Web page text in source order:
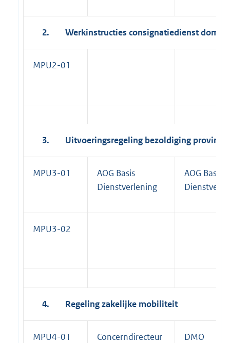
2. Werkinstructies consignatiedienst
MPU2-01
3. Uitvoeringsregeling bezoldiging
MPU3-01
AOG Basis
Dienstverlening
AOG Basis
MPU3-02
4. Regeling zakelijke mobiliteit
MPU4-01 Concerndirecteur DMO